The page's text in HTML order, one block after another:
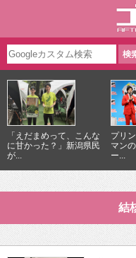
「えだまめって、こんな
に甘かった？」新潟県民
が...
プリ
マン
ー...
結